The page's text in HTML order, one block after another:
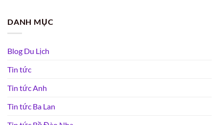
DANH MỤC
Blog Du Lịch
Tin tức
Tin tức Anh
Tin tức Ba Lan